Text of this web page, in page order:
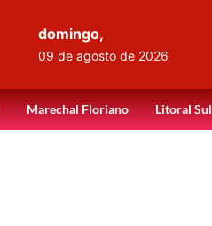
domingo,
09 de agosto de 2026
Marechal Floriano Litoral Sul